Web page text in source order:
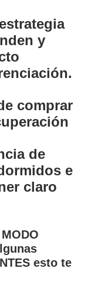
y
comprar
de
e
claro
MODO
esto te